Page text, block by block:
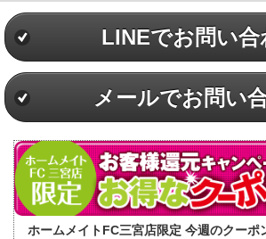
LINEでお問い合
メールでお問い
ホームメイトFC三宮店限定 今週のクーポ